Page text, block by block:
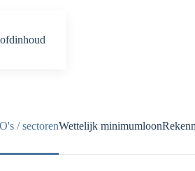
/ sectorenWettelijk minimumloon